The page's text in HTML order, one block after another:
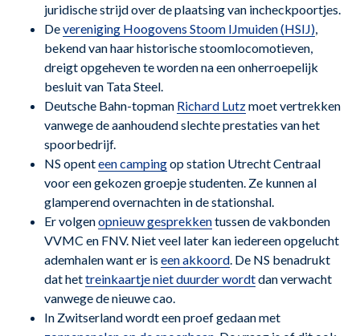
juridische strijd over de plaatsing van incheckpoortjes.
Devereniging Hoogovens Stoom IJmuiden (HSIJ),
bekend van haar historische stoomlocomotieven,
dreigt opgeheven te worden na een onherroepelijk
besluit van Tata Steel.
Deutsche Bahn-topman Richard Lutzmoet vertrekken
vanwege de aanhoudend slechte prestaties van het
spoorbedrijf.
NS openteen campingop station Utrecht Centraal
voor een gekozen groepje studenten. Ze kunnen al
glamperend overnachten in de stationshal.
Er volgenopnieuw gesprekkentussen de vakbonden
VVMC en FNV. Niet veel later kan iedereen opgelucht
ademhalen want er is een akkoord. De NS benadrukt
dat hettreinkaartje niet duurder wordtdan verwacht
vanwege de nieuwe cao.
In Zwitserland wordt een proef gedaan met